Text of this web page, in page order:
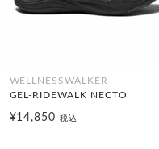
WELLNESSWALKER
GEL-RIDEWALK NECTO
¥14,850税込